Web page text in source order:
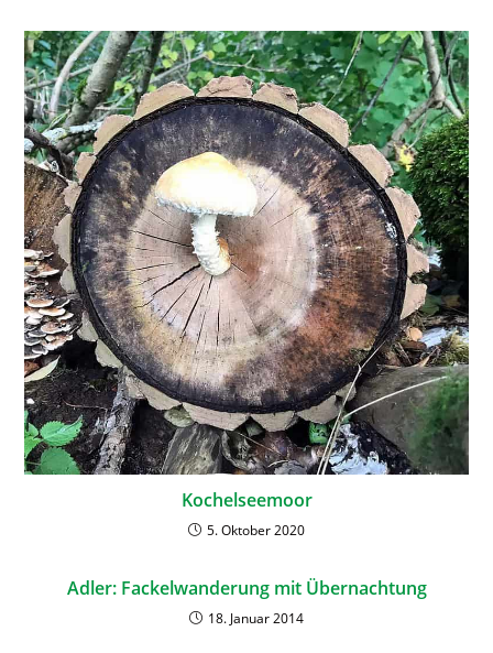
Kochelseemoor
5. Oktober 2020
Adler: Fackelwanderung mit Übernachtung
18. Januar 2014